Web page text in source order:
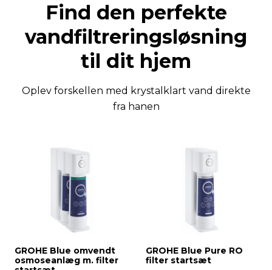
Find den perfekte
vandfiltreringsløsning
til dit hjem
Oplev forskellen med krystalklart vand direkte
fra hanen
GROHE Blue omvendt
osmoseanlæg m. filter
GROHE Blue Pure RO
filter startsæt